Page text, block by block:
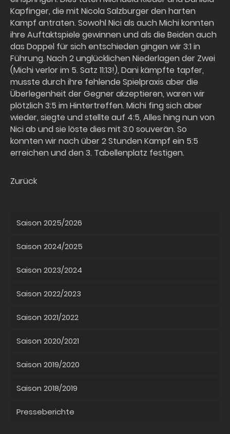
Kapfinger, die mit Nicola Salzburger den harten
Kampf antraten. Sowohl Nici als auch Michi konnten
ihre Auftaktspiele gewinnen und als die Beiden auch
das Doppel für sich entschieden gingen wir 3:1 in
Führung. Nach 2 unglücklichen Niederlagen der Zwei
(Michi verlor im 5. Satz 11:13!), Dani kämpfte tapfer,
musste durch ihre fehlende Spielpraxis aber die
Überlegenheit der Gegner akzeptieren, waren wir
plötzlich 3:5 im Hintertreffen. Michi fing sich aber
wieder, siegte und stellte auf 4:5, Alles hing nun von
Nici ab und sie löste dies mit 3:0 souverän. So
konnten wir nach über 2 Stunden Kampf ein 5:5
erreichen und den 3. Tabellenplatz festigen.
Zurück
Saison 2025/2026
Saison 2024/2025
Saison 2023/2024
Saison 2022/2023
Saison 2021/2022
Saison 2020/2021
Saison 2019/2020
Saison 2018/2019
Presseberichte